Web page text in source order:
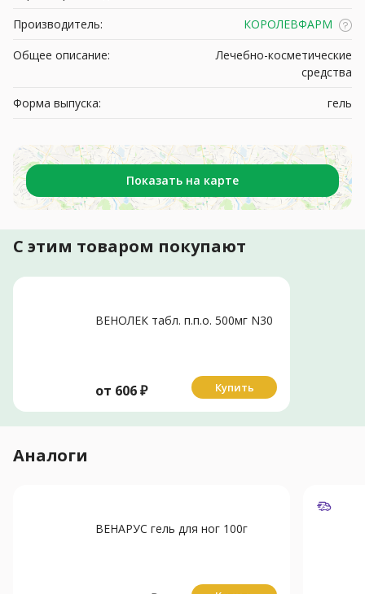
Производитель:
КОРОЛЕВФАРМ
Общее описание:
Лечебно-косметические
средства
Форма выпуска:
гель
Показать на карте
С этим товаром покупают
ВЕНОЛЕК табл. п.п.о. 500мг N30
от 606₽ Купить
Аналоги
ВЕНАРУС гель для ног 100г